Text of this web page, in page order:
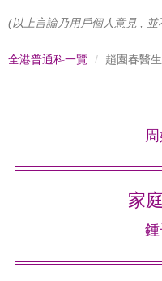
(以上言論乃用戶個人意見 ,
全港普通科一覽 趙園春醫生
家